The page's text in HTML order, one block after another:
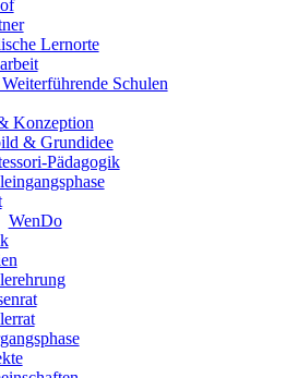
Lernorte
Schulen
Konzeption
& Grundidee
Pädagogik
WenDo